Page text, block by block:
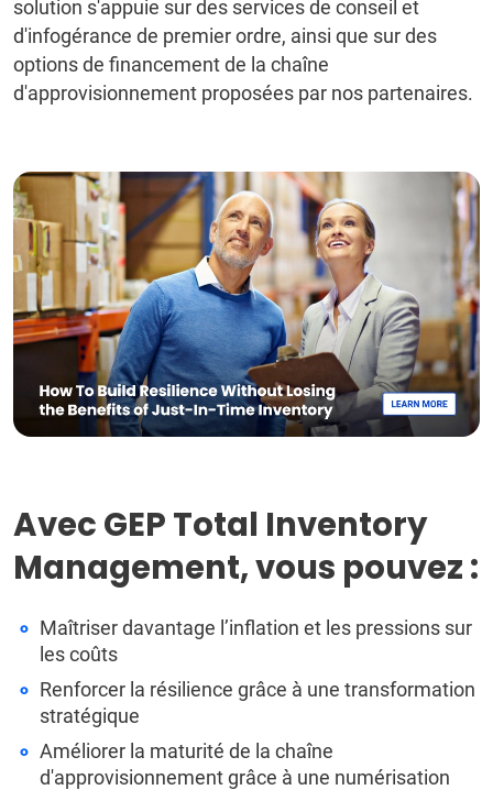
solution s'appuie sur des services de conseil et
d'infogérance de premier ordre, ainsi que sur des
options de financement de la chaîne
d'approvisionnement proposées par nos partenaires.
Avec GEP Total Inventory
Management, vous pouvez :
Maîtriser davantage l’inflation et les pressions sur
les coûts
Renforcer la résilience grâce à une transformation
stratégique
Améliorer la maturité de la chaîne
d'approvisionnement grâce à une numérisation